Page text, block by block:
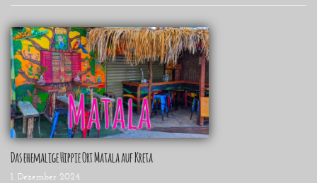
Das ehemalige Hippie Ort Matala auf Kreta
1. Dezember 2024